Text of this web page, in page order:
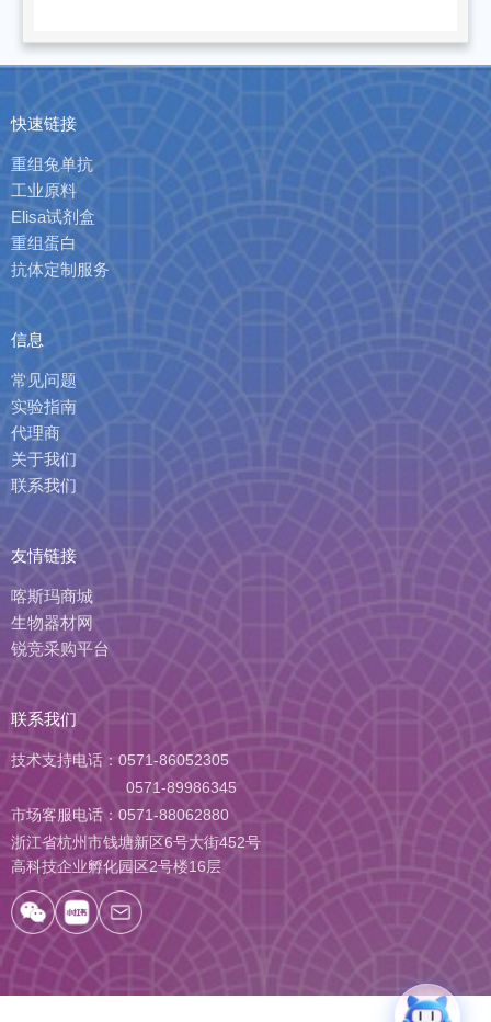
快速链接
重组兔单抗
工业原料
Elisa试剂盒
重组蛋白
抗体定制服务
信息
常见问题
实验指南
代理商
关于我们
联系我们
友情链接
喀斯玛商城
生物器材网
锐竞采购平台
联系我们
技术支持电话： 0571-86052305
0571-89986345
市场客服电话： 0571-88062880
浙江省杭州市钱塘新区6号大街452号
高科技企业孵化园区2号楼16层